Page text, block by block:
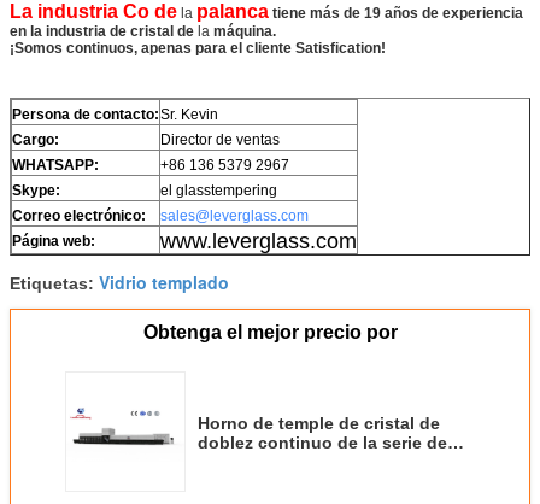
La industria Co de la palanca tiene más de 19 años de experiencia
en la industria de cristal de la máquina.
¡Somos continuos, apenas para el cliente Satisfication!
Persona de contacto:Sr. Kevin
Cargo:
Director de ventas
WHATSAPP:
+86 136 5379 2967
Skype:
el glasstempering
Correo electrónico:
sales@leverglass.com
Página web:
www.leverglass.com
Etiquetas: Vidrio templado
Obtenga el mejor precio por
Horno de temple de cristal de
doblez continuo de la serie de